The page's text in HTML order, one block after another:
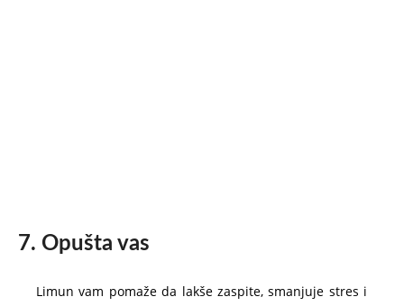
7. Opušta vas
Limun vam pomaže da lakše zaspite, smanjuje stres i